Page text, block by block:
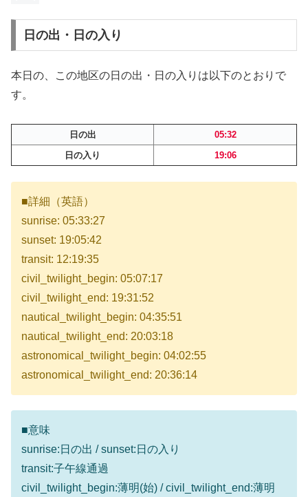
日の出・日の入り
本日の、この地区の日の出・日の入りは以下のとおりで
す。
日の出
05:32
日の入り
19:06
■詳細（英語）
sunrise: 05:33:27
sunset: 19:05:42
transit: 12:19:35
civil_twilight_begin: 05:07:17
civil_twilight_end: 19:31:52
nautical_twilight_begin: 04:35:51
nautical_twilight_end: 20:03:18
astronomical_twilight_begin: 04:02:55
astronomical_twilight_end: 20:36:14
■意味
sunrise:日の出 / sunset:日の入り
transit:子午線通過
civil_twilight_begin:薄明(始) / civil_twilight_end:薄明